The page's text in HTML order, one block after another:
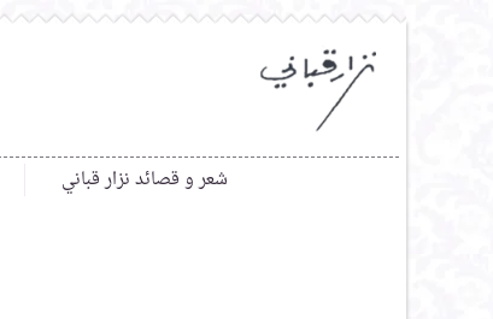
شعر و قصائد نزار قباني